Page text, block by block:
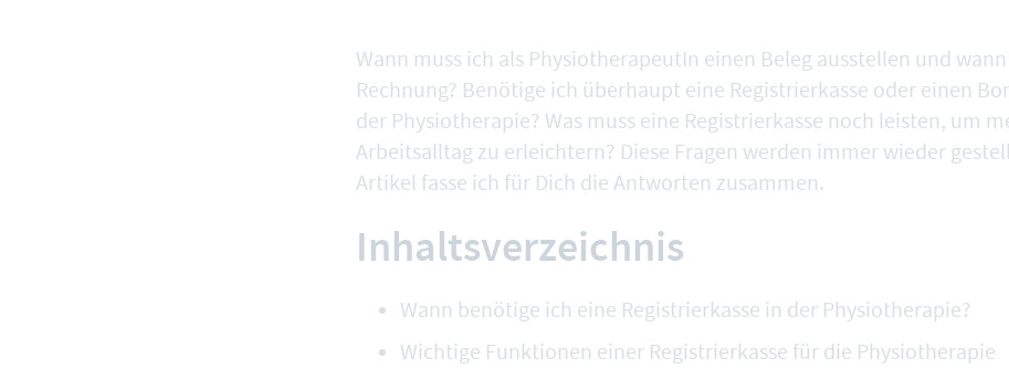
Wann muss ich als PhysiotherapeutIn einen Beleg ausstellen und
Rechnung? Benötige ich überhaupt eine Registrierkasse oder einen
der Physiotherapie? Was muss eine Registrierkasse noch leisten, um
Arbeitsalltag zu erleichtern? Diese Fragen werden immer wieder
Artikel fasse ich für Dich die Antworten zusammen.
Inhaltsverzeichnis
Wann benötige ich eine Registrierkasse in der Physiotherapie?
Wichtige Funktionen einer Registrierkasse für die Physiotherapie